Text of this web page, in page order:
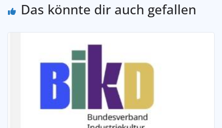
Das könnte dir auch gefallen